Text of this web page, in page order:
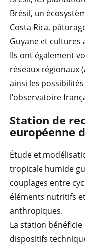
Brésil, un
Costa Rica,
Guyane et cultures
Ils ont également
réseaux régionaux
ainsi les
Station de
européenne
Étude et
tropicale humide
couplages entre
éléments nutritifs
anthropiques.
La station
dispositifs